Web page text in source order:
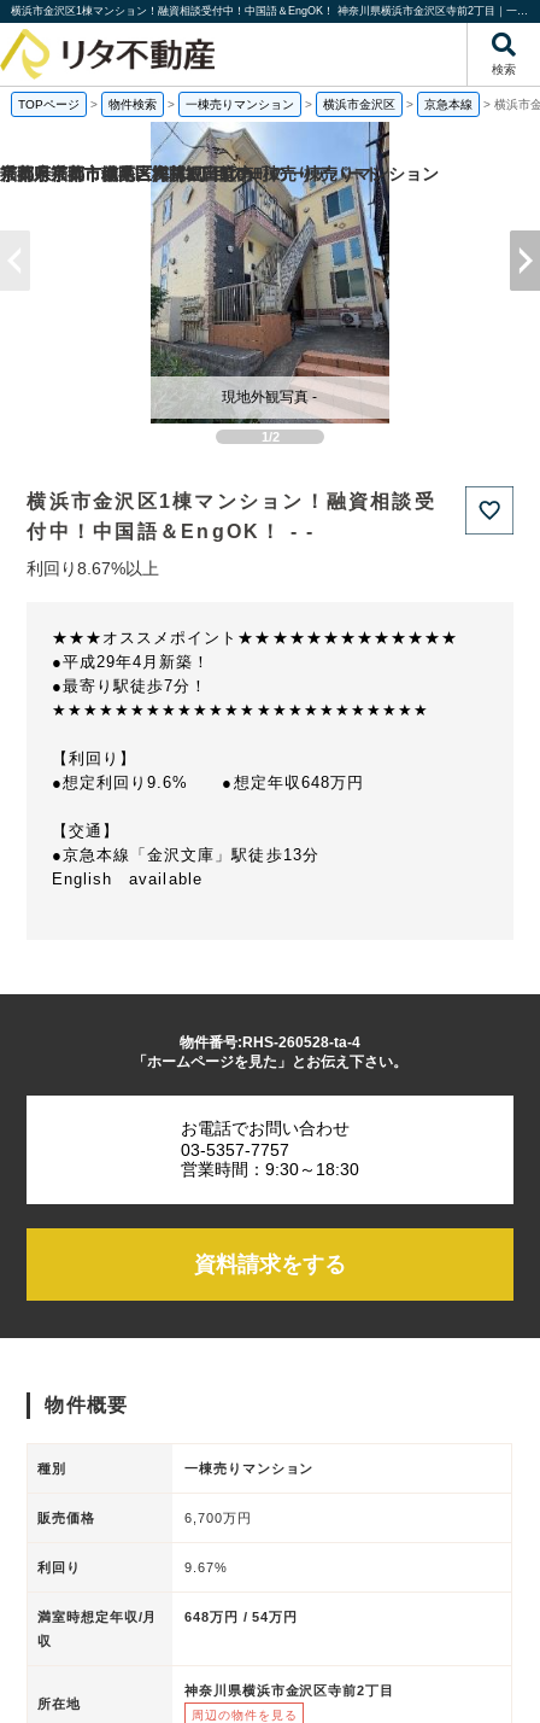
横浜市金沢区1棟マンション！融資相談受付中！中国語＆EngOK！ 神奈川県横浜市金沢区寺前2丁目｜一棟売りマンション｜投資物件や収益物件｜株式会社リタ不動産
検索
TOPページ > 物件検索 > 一棟売りマンション > 横浜市金沢区 > 京急本線 > 横浜市
1/2
現地外観写真 -
横浜市金沢区1棟マンション！融資相談受
付中！中国語＆EngOK！ - -
利回り8.67%以上
★★★オススメポイント★★★★★★★★★★★★★
●平成29年4月新築！
●最寄り駅徒歩7分！
★★★★★★★★★★★★★★★★★★★★★★★★
【利回り】
●想定利回り9.6% ●想定年収648万円
【交通】
●京急本線「金沢文庫」駅徒歩13分
English available
物件番号:RHS-260528-ta-4
「ホームページを見た」とお伝え下さい。
お電話でお問い合わせ
03-5357-7757
営業時間：9:30～18:30
資料請求をする
物件概要
種別 一棟売りマンション
販売価格 6,700万円
利回り 9.67%
満室時想定年収/月
収
648万円 / 54万円
所在地
神奈川県横浜市金沢区寺前2丁目
周辺の物件を見る
福岡県福岡市城南区梅林2丁目の一棟売りアパート
京都府京都市伏見区深草堀田町の
京都府京都市南区吉祥院観音堂南町の一棟売りマンション
千葉県千葉市稲毛区穴川3丁目の